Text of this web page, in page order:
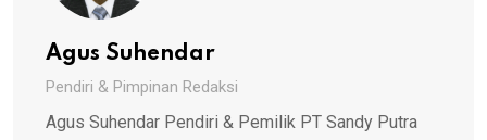
Agus Suhendar
Pendiri & Pimpinan Redaksi
Agus Suhendar Pendiri & Pemilik PT Sandy Putra